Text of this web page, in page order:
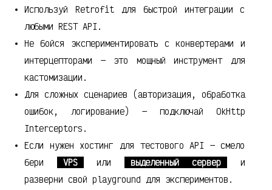
Используй Retrofit для быстрой интеграции с
любыми REST API.
Не бойся экспериментировать с конвертерами и
интерцепторами — это мощный инструмент для
кастомизации.
Для сложных сценариев (авторизация, обработка
ошибок, логирование) — подключай OkHttp
Interceptors.
Если нужен хостинг для тестового API — смело
бери
VPS или выделенный сервер
и
разверни свой playground для экспериментов.